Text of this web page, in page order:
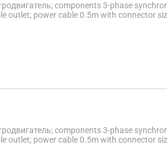
components 3-phase
outlet; power cable 0.5m with connector
components 3-phase
outlet; power cable 0.5m with connector